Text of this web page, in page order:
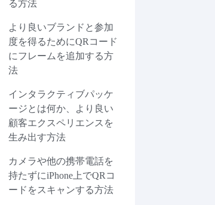
る方法
より良いブランドと参加
度を得るためにQRコード
にフレームを追加する方
法
インタラクティブパッケ
ージとは何か、より良い
顧客エクスペリエンスを
生み出す方法
カメラや他の携帯電話を
持たずにiPhone上でQRコ
ードをスキャンする方法